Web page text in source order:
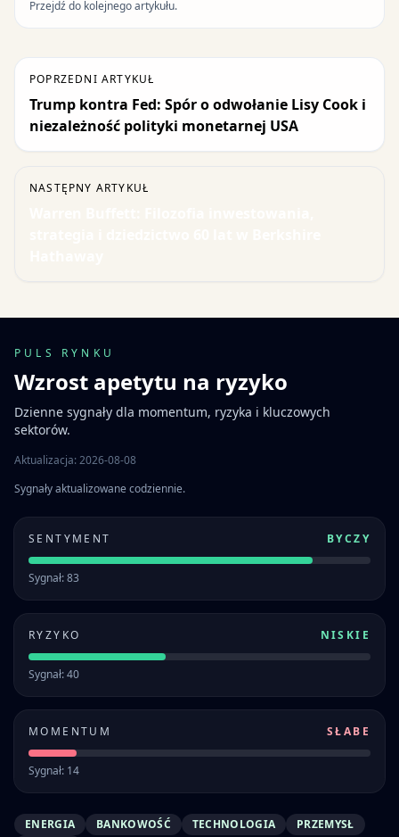
Przejdź do kolejnego artykułu.
POPRZEDNI ARTYKUŁ
Trump kontra Fed: Spór o odwołanie Lisy Cook i
niezależność polityki monetarnej USA
NASTĘPNY ARTYKUŁ
PULS RYNKU
Wzrost apetytu na ryzyko
Dzienne sygnały dla momentum, ryzyka i kluczowych
sektorów.
Aktualizacja: 2026-08-08
Sygnały aktualizowane codziennie.
SENTYMENT BYCZY
Sygnał: 83
RYZYKO NISKIE
Sygnał: 40
MOMENTUM SŁABE
Sygnał: 14
ENERGIA BANKOWOŚĆ TECHNOLOGIA PRZEMYSŁ